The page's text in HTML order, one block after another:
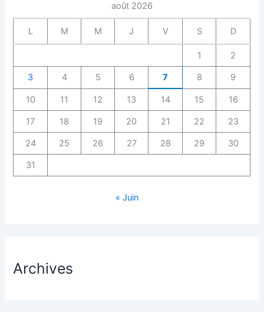
août 2026
L M M J V S D
1 2
3 4 5 6 7 8 9
10 11 12 13 14 15 16
17 18 19 20 21 22 23
24 25 26 27 28 29 30
31
« Juin
Archives